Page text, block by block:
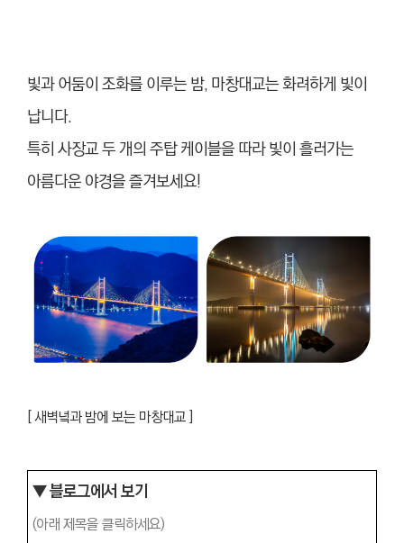
빛과 어둠이 조화를 이루는 밤, 마창대교는 화려하게 빛이
납니다.
특히 사장교 두 개의 주탑 케이블을 따라 빛이 흘러가는
아름다운 야경을 즐겨보세요!
[ 새벽녘과 밤에 보는 마창대교 ]
▼ 블로그에서 보기
(아래 제목을 클릭하세요)